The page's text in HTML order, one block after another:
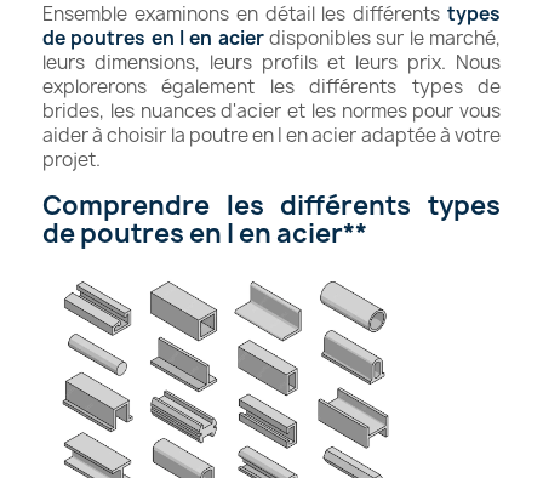
Ensemble examinons en détail les différents types
de poutres en I en acierdisponibles sur le marché,
leurs dimensions, leurs profils et leurs prix. Nous
explorerons également les différents types de
brides, les nuances d'acier et les normes pour vous
aider à choisir la poutre en I en acier adaptée à votre
projet.
Comprendre les différents types
de poutres en I en acier**